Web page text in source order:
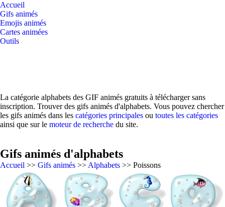
Accueil
Gifs animés
Emojis animés
Cartes animées
Outils
La catégorie alphabets des GIF animés gratuits à télécharger sans
inscription. Trouver des gifs animés d'alphabets. Vous pouvez chercher
les gifs animés dans les catégories principales ou toutes les catégories
ainsi que sur le moteur de recherche du site.
Gifs animés d'alphabets
Accueil >> Gifs animés >> Alphabets >> Poissons